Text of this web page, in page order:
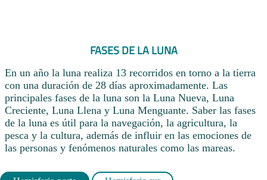
FASES DE LA LUNA
En un año la luna realiza 13 recorridos en torno a la tierra
con una duración de 28 días aproximadamente. Las
principales fases de la luna son la Luna Nueva, Luna
Creciente, Luna Llena y Luna Menguante. Saber las fases
de la luna es útil para la navegación, la agricultura, la
pesca y la cultura, además de influir en las emociones de
las personas y fenómenos naturales como las mareas.